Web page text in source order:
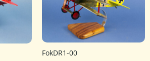
FokDR1-00